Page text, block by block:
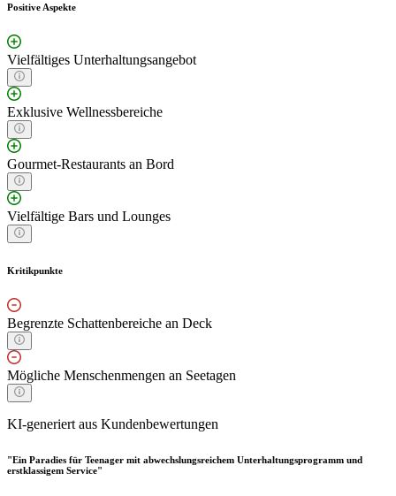
Positive Aspekte
Vielfältiges Unterhaltungsangebot
Exklusive Wellnessbereiche
Gourmet-Restaurants an Bord
Vielfältige Bars und Lounges
Kritikpunkte
Begrenzte Schattenbereiche an Deck
Mögliche Menschenmengen an Seetagen
KI-generiert aus Kundenbewertungen
"Ein Paradies für Teenager mit abwechslungsreichem Unterhaltungsprogramm und
erstklassigem Service"